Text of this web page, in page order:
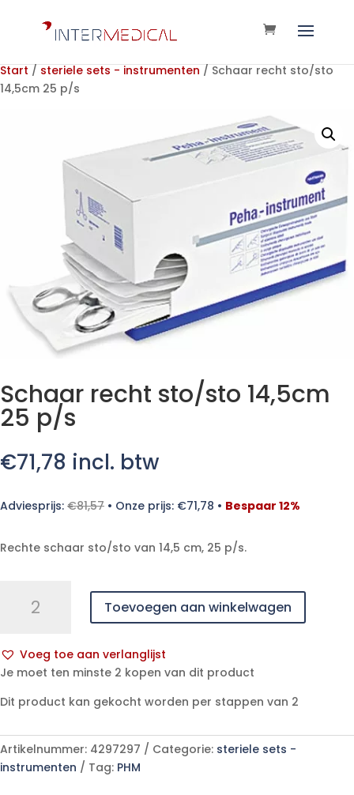
Start / steriele sets - instrumenten / Schaar recht sto/sto
14,5cm 25 p/s
Schaar recht sto/sto 14,5cm
25 p/s
€71,78 incl. btw
Adviesprijs: €81,57 • Onze prijs: €71,78 • Bespaar 12%
Rechte schaar sto/sto van 14,5 cm, 25 p/s.
25
p/s
aantal
Toevoegen aan winkelwagen
Voeg toe aan verlanglijst
A
t
r
n
Je moet ten minste 2 kopen van dit product
Dit product kan gekocht worden per stappen van 2
Artikelnummer: 4297297 Categorie: steriele sets -
instrumenten
Tag: PHM